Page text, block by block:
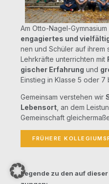
Am Otto-Nagel-
enga­gier­tes und
nen und Schü­ler auf ihrem
Lehr­kräf­te unter­rich­ten mit
gi­scher Erfah­rung und
Ein­stieg in Klas­se 5 oder 7
Gemein­sam ver­ste­hen wir
Lebens­ort , an dem
Gemein­schaft
FRÜ­HE­RE
Legen­de zu den auf